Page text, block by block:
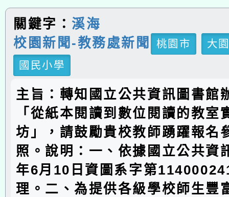
關鍵字： 溪海
校園新聞-教務處新聞
桃園市
大
國民小學
主旨：轉知國立公共資訊圖書館
「從紙本閱讀到數位閱讀的教室
坊」，請鼓勵貴校教師踴躍報名
照。說明：一、依據國立公共資
年6月10日資圖系字第
理。二、為提供各級學校師生豐